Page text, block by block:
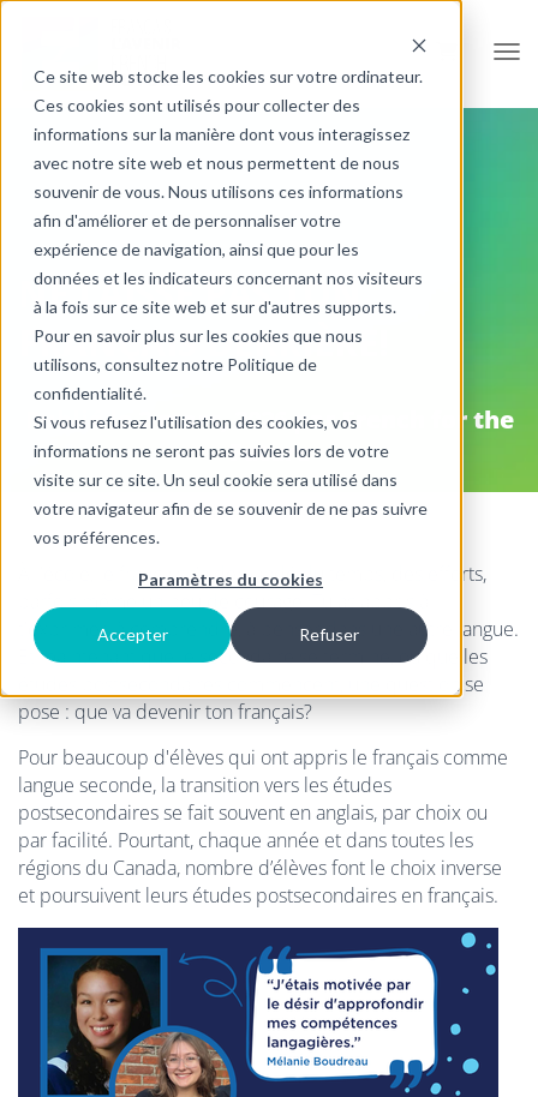
Ce site web stocke les cookies sur votre ordinateur.
Ces cookies sont utilisés pour collecter des
informations sur la manière dont vous interagissez
avec notre site web et nous permettent de nous
souvenir de vous. Nous utilisons ces informations
afin d'améliorer et de personnaliser votre
expérience de navigation, ainsi que pour les
données et les indicateurs concernant nos visiteurs
à la fois sur ce site web et sur d'autres supports.
Pour en savoir plus sur les cookies que nous
utilisons, consultez notre Politique de
confidentialité.
Si vous refusez l'utilisation des cookies, vos
informations ne seront pas suivies lors de votre
visite sur ce site. Un seul cookie sera utilisé dans
votre navigateur afin de se souvenir de ne pas suivre
vos préférences.
Paramètres du cookies
Accepter Refuser
NE LAISSE PAS TON
FRANÇAIS DERRIÈRE!
Publié le2 mars, 2026parFrench for the
Future
À l'école, le français t'a demandé du temps, des efforts,
parfois même un peu de courage. Tu as appris à
t'exprimer, à comprendre, à penser dans une autre langue.
Et maintenant que le secondaire se termine, ou que les
études postsecondaires commencent, une question se
pose : que va devenir ton français?
Pour beaucoup d'élèves qui ont appris le français comme
langue seconde, la transition vers les études
postsecondaires se fait souvent en anglais, par choix ou
par facilité. Pourtant, chaque année et dans toutes les
régions du Canada, nombre d’élèves font le choix inverse
et poursuivent leurs études postsecondaires en français.